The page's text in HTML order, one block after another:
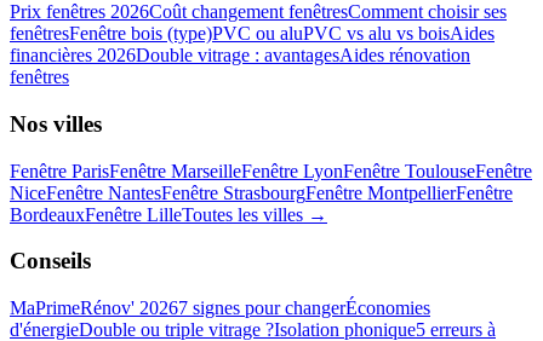
Prix fenêtres 2026Coût changement fenêtresComment choisir ses
fenêtresFenêtre bois (type)PVC ou aluPVC vs alu vs boisAides
financières 2026Double vitrage : avantagesAides rénovation
fenêtres
Nos villes
Fenêtre ParisFenêtre MarseilleFenêtre LyonFenêtre ToulouseFenêtre
NiceFenêtre NantesFenêtre StrasbourgFenêtre MontpellierFenêtre
BordeauxFenêtre LilleToutes les villes →
Conseils
MaPrimeRénov' 20267 signes pour changerÉconomies
d'énergieDouble ou triple vitrage ?Isolation phonique5 erreurs à